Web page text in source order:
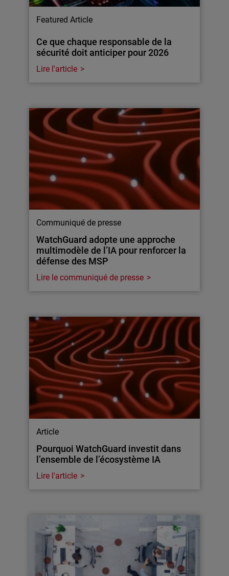
Featured Article
Ce que chaque responsable de la
sécurité doit anticiper pour 2026
Lire l'article
Communiqué de presse
WatchGuard adopte une approche
multimodèle de l’IA pour renforcer la
défense des MSP
Lire le communiqué de presse
Article
Pourquoi WatchGuard investit dans
l’ensemble de l’écosystème IA
Lire l'article